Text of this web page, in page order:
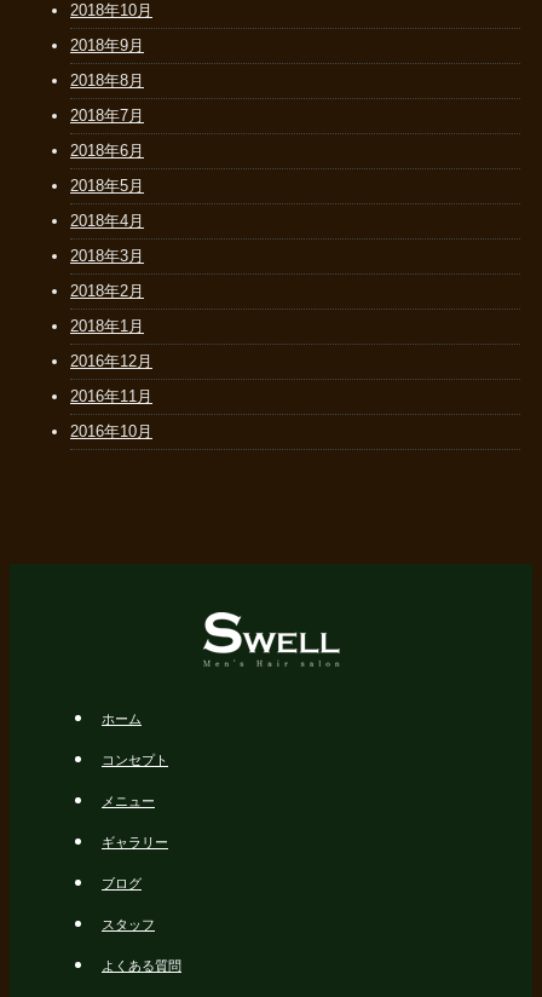
2018年10月
2018年9月
2018年8月
2018年7月
2018年6月
2018年5月
2018年4月
2018年3月
2018年2月
2018年1月
2016年12月
2016年11月
2016年10月
ホーム
コンセプト
メニュー
ギャラリー
ブログ
スタッフ
よくある質問